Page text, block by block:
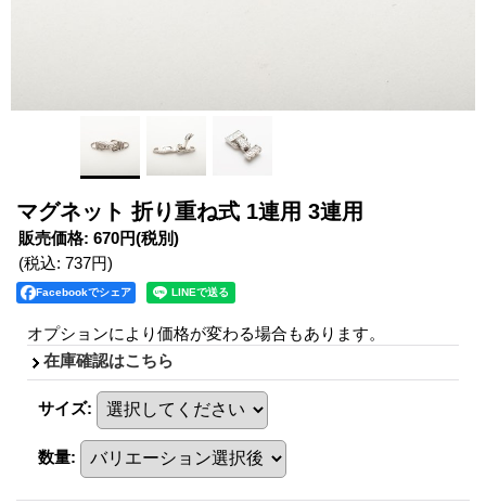
マグネット 折り重ね式 1連用 3連用
販売価格: 670円(税別)
(税込: 737円)
Facebookでシェア
オプションにより価格が変わる場合もあります。
在庫確認はこちら
サイズ:
数量: